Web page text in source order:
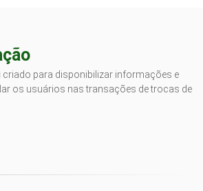
criado para disponibilizar informações e
os usuários nas transações de trocas de